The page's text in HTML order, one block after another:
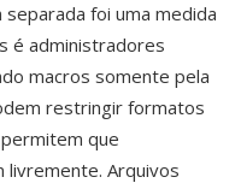
foi uma medida
é administradores
macros somente pela
restringir formatos
que
livremente. Arquivos